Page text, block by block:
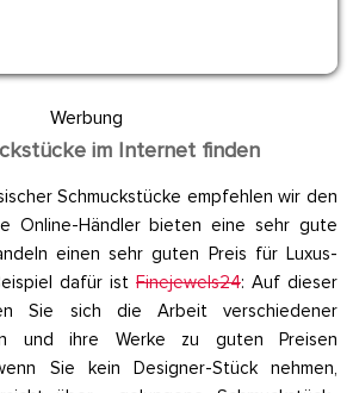
Werbung
im Internet finden
Schmuckstücke empfehlen wir den
Online-Händler bieten eine sehr gute
einen sehr guten Preis für Luxus-
dafür ist Finejewels24: Auf dieser
Sie sich die Arbeit verschiedener
und ihre Werke zu guten Preisen
Sie kein Designer-Stück nehmen,